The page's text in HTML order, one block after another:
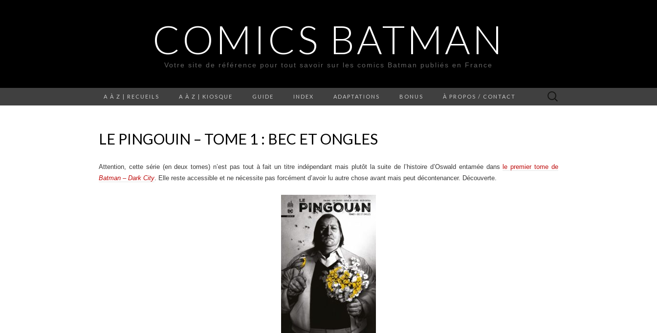
COMICS BATMAN
Votre site de référence pour tout savoir sur les comics Batman publiés en France
A À Z | RECUEILS A À Z | KIOSQUE GUIDE INDEX ADAPTATIONS BONUS À PROPOS / CONTACT Rechercher :
LE PINGOUIN – TOME 1 : BEC ET ONGLES
Attention, cette série (en deux tomes) n’est pas tout à fait un titre indépendant mais plutôt la suite de l’histoire d’Oswald entamée dans le premier tome de
Batman – Dark City. Elle reste accessible et ne nécessite pas forcément d’avoir lu autre chose avant mais peut décontenancer. Découverte.